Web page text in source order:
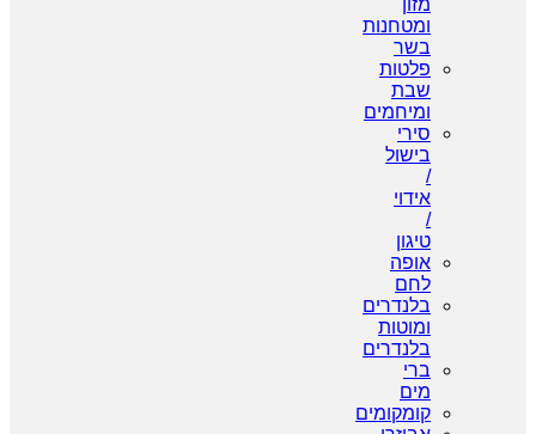
ומטחנות
בשר
פלטות
שבת
ומיחמים
סירי
בישול
/
אידוי
/
טיגון
אופה
לחם
בלנדרים
ומוטות
בלנדרים
ברי
מים
קומקומים